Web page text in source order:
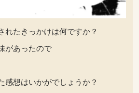
れたきっかけは何ですか？
があったので
感想はいかがでしょうか？